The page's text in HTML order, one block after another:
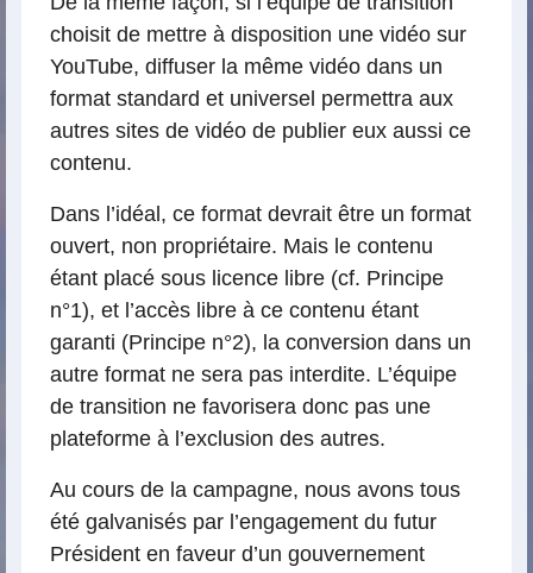
choisit de mettre à disposition une vidéo sur
YouTube, diffuser la même vidéo dans un
format standard et universel permettra aux
autres sites de vidéo de publier eux aussi ce
contenu.
Dans l’idéal, ce format devrait être un format
ouvert, non propriétaire. Mais le contenu
étant placé sous licence libre (cf. Principe
n°1), et l’accès libre à ce contenu étant
garanti (Principe n°2), la conversion dans un
autre format ne sera pas interdite. L’équipe
de transition ne favorisera donc pas une
plateforme à l’exclusion des autres.
Au cours de la campagne, nous avons tous
été galvanisés par l’engagement du futur
Président en faveur d’un gouvernement